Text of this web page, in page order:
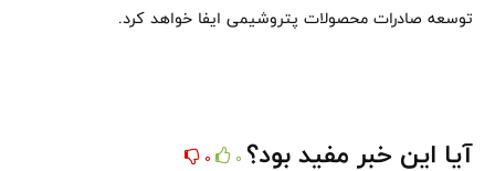
توسعه صادرات محصولات پتروشیمی ایفا خواهد کرد.
آیا این خبر مفید بود؟ 0
0